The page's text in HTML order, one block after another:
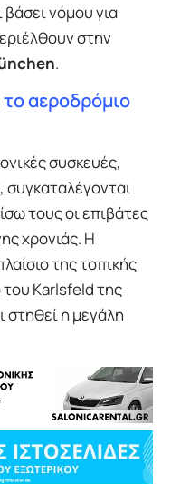
νόμου για
στην
.
αεροδρόμιο
συσκευές,
συγκαταλέγονται
τους οι επιβάτες
χρονιάς. Η
της τοπικής
Karlsfeld της
στηθεί η μεγάλη